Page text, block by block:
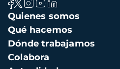
Navegación
principal
Quienes somos
Qué hacemos
Dónde trabajamos
Colabora